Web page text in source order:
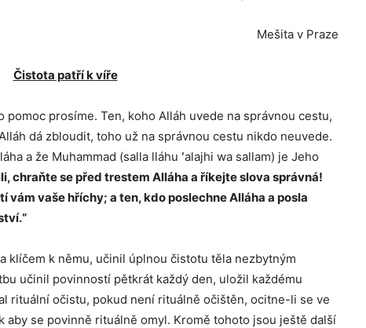
Mešita v Praze
Čistota patří k víře
pomoc prosíme. Ten, koho Alláh uvede na správnou cestu,
dá zbloudit, toho už na správnou cestu nikdo neuvede.
a že Muhammad (salla lláhu ʻalajhi wa sallam) je Jeho
chraňte se před trestem Alláha a říkejte slova správná!
vám vaše hříchy; a ten, kdo poslechne Alláha a posla
klíčem k němu, učinil úplnou čistotu těla nezbytným
učinil povinností pětkrát každý den, uložil každému
rituální očistu, pokud není rituálně očištěn, ocitne-li se ve
aby se povinně rituálně omyl. Kromě tohoto jsou ještě další